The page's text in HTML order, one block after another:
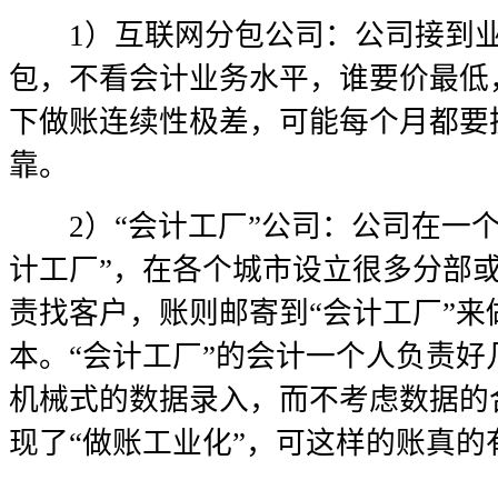
1）互联网分包公司：公司接到
包，不看会计业务水平，谁要价最
下做账连续性极差，可能每个月都
靠。
2）“会计工厂”公司：公司在一
计工厂”，在各个城市设立很多分部
责找客户，账则邮寄到“会计工厂”
本。“会计工厂”的会计一个人负责
机械式的数据录入，而不考虑数据
现了“做账工业化”，可这样的账真